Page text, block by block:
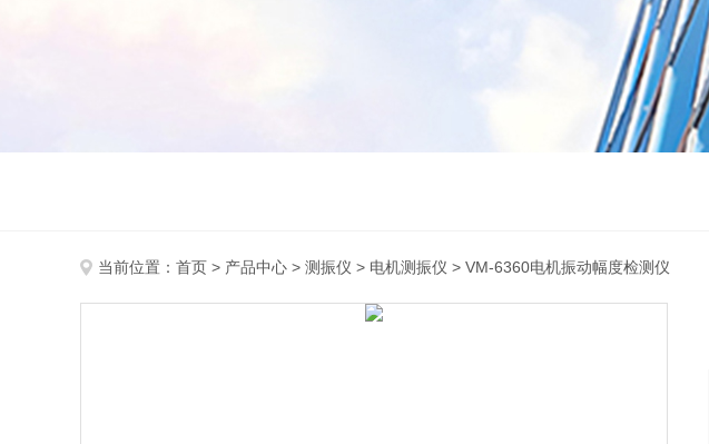
当前位置： 首页 > 产品中心 > 测振仪 > 电机测振仪 > VM-6360电机振动幅度检测仪